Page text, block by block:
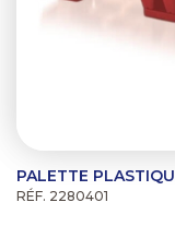
PALETTE
RÉF. 2280401